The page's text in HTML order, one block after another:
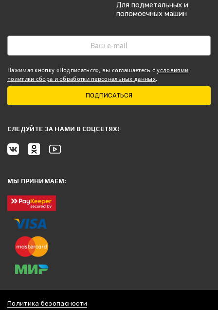
Для подметальных и
поломоечных машин
Нажимая кнопку «Подписаться», вы соглашаетесь сусловиями
политики сбора и обработки персональных данных.
ПОДПИСАТЬСЯ
CЛЕДУЙТЕ ЗА НАМИ В СОЦСЕТЯХ!
МЫ ПРИНИМАЕМ:
Политика безопасности